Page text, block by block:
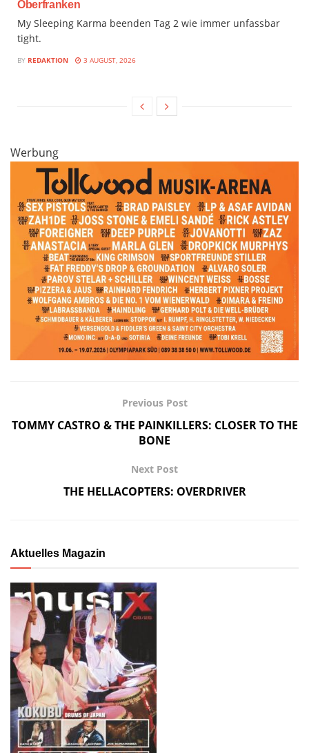
Oberfranken
My Sleeping Karma beenden Tag 2 wie immer unfassbar
tight.
BY REDAKTION 3 AUGUST, 2026
Werbung
Previous Post
TOMMY CASTRO & THE PAINKILLERS: CLOSER TO THE
BONE
Next Post
THE HELLACOPTERS: OVERDRIVER
Aktuelles Magazin